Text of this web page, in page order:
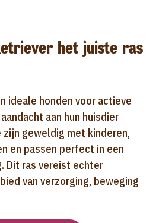
het juiste ras
ideale honden voor actieve
aan hun huisdier
zijn geweldig met kinderen,
en passen perfect in een
Dit ras vereist echter
van verzorging, beweging